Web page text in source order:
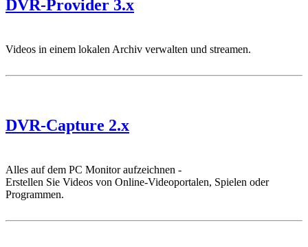
DVR-Provider 3.x
Videos in einem lokalen Archiv verwalten und streamen.
DVR-Capture 2.x
Alles auf dem PC Monitor aufzeichnen -
Erstellen Sie Videos von Online-Videoportalen, Spielen oder
Programmen.